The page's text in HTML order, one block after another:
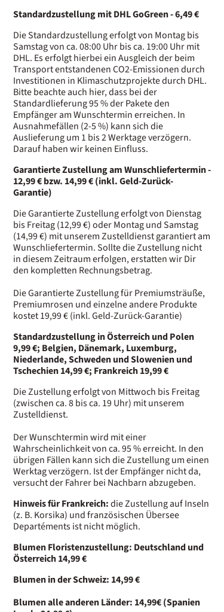
Standardzustellung mit DHL GoGreen - 6,49 €
Die Standardzustellung erfolgt von Montag bis
Samstag von ca. 08:00 Uhr bis ca. 19:00 Uhr mit
DHL. Es erfolgt hierbei ein Ausgleich der beim
Transport entstandenen CO2-Emissionen durch
Investitionen in Klimaschutzprojekte durch DHL.
Bitte beachte auch hier, dass bei der
Standardlieferung 95 % der Pakete den
Empfänger am Wunschtermin erreichen. In
Ausnahmefällen (2-5 %) kann sich die
Auslieferung um 1 bis 2 Werktage verzögern.
Darauf haben wir keinen Einfluss.
Garantierte Zustellung am Wunschliefertermin -
12,99 € bzw. 14,99 € (inkl. Geld-Zurück-
Garantie)
Die Garantierte Zustellung erfolgt von Dienstag
bis Freitag (12,99 €) oder Montag und Samstag
(14,99 €) mit unserem Zustelldienst garantiert am
Wunschliefertermin. Sollte die Zustellung nicht
in diesem Zeitraum erfolgen, erstatten wir Dir
den kompletten Rechnungsbetrag.
Die Garantierte Zustellung für Premiumsträuße,
Premiumrosen und einzelne andere Produkte
kostet 19,99 € (inkl. Geld-Zurück-Garantie)
Standardzustellung in ÖsterreichundPolen
9,99 €; Belgien, Dänemark, Luxemburg,
Niederlande, Schweden und Slowenien und
Tschechien 14,99 €; Frankreich 19,99 €
Die Zustellung erfolgt von Mittwoch bis Freitag
(zwischen ca. 8 bis ca. 19 Uhr) mit unserem
Zustelldienst.
Der Wunschtermin wird mit einer
Wahrscheinlichkeit von ca. 95 % erreicht. In den
übrigen Fällen kann sich die Zustellung um einen
Werktag verzögern. Ist der Empfänger nicht da,
versucht der Fahrer bei Nachbarn abzugeben.
Hinweis für Frankreich:die Zustellung auf Inseln
(z. B. Korsika) und französischen Übersee
Departéments ist nicht möglich.
Blumen Floristenzustellung: Deutschland und
Österreich 14,99 €
Blumen in der Schweiz: 14,99 €
Blumen alle anderen Länder: 14,99€ (Spanien